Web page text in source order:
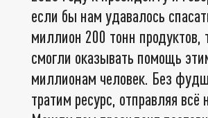
если бы нам удавалось
миллион 200 тонн
смогли оказывать помощь
миллионам человек. Без
тратим ресурс, отправляя всё